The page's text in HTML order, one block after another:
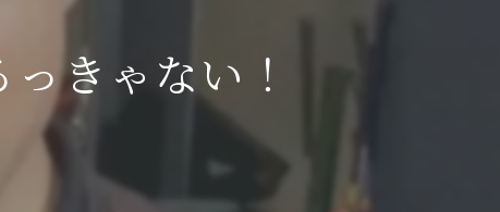
セルフケア
トレーニング
アフターサポート
きゃない！